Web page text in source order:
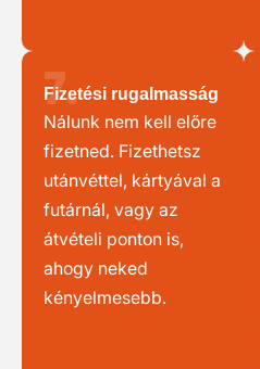
7.
Fizetési rugalmasság
Nálunk nem kell előre
fizetned. Fizethetsz
utánvéttel, kártyával a
futárnál, vagy az
átvételi ponton is,
ahogy neked
kényelmesebb.